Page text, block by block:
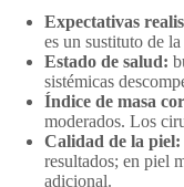
Expectativas
es un sustituto de
Estado de salud:
sistémicas
Índice de masa
moderados. Los
Calidad de la piel:
resultados; en piel
adicional.